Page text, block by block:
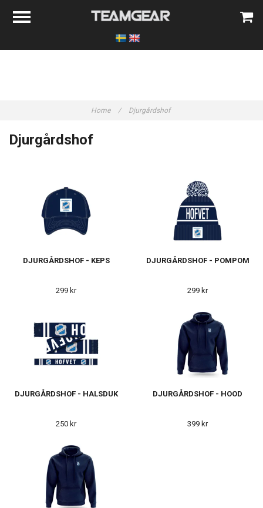
Home / Djurgårdshof
Djurgårdshof
DJURGÅRDSHOF - KEPS
299 kr
DJURGÅRDSHOF - POMPOM
299 kr
DJURGÅRDSHOF - HALSDUK
250 kr
DJURGÅRDSHOF - HOOD
399 kr